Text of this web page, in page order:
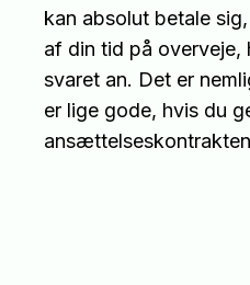
kan absolut betale
af din tid på overveje,
svaret an. Det er
er lige gode, hvis du